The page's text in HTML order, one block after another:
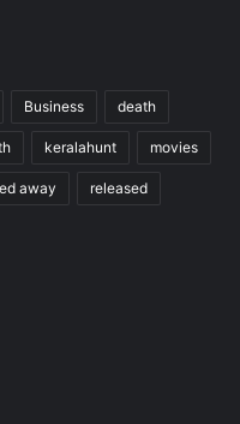
Business death
keralahunt movies
away released